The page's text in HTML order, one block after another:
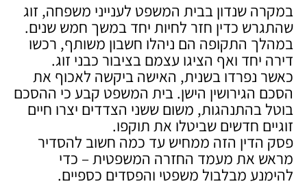
במקרה שנדון בבית המשפט לענייני משפחה, זוג
שהתגרש כדין חזר לחיות יחד במשך חמש שנים.
במהלך התקופה הם ניהלו חשבון משותף, רכשו
דירה יחד ואף הציגו עצמם בציבור כבני זוג.
כאשר נפרדו בשנית, האישה ביקשה לאכוף את
הסכם הגירושין הישן. בית המשפט קבע כי ההסכם
בוטל בהתנהגות, משום ששני הצדדים יצרו חיים
זוגיים חדשים שביטלו את תוקפו.
פסק הדין הזה ממחיש עד כמה חשוב להסדיר
מראש את מעמד החזרה המשפטית – כדי
להימנע מבלבול משפטי והפסדים כספיים.